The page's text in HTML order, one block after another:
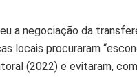
a negociação da
locais procuraram
(2022) e evitaram,